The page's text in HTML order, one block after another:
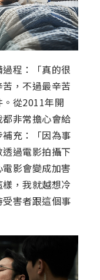
程：「真的很
，不過最辛苦
從2011年開
非常擔心會給
充：「因為事
過電影拍攝下
影會變成加害
，我就越想冷
害者跟這個事